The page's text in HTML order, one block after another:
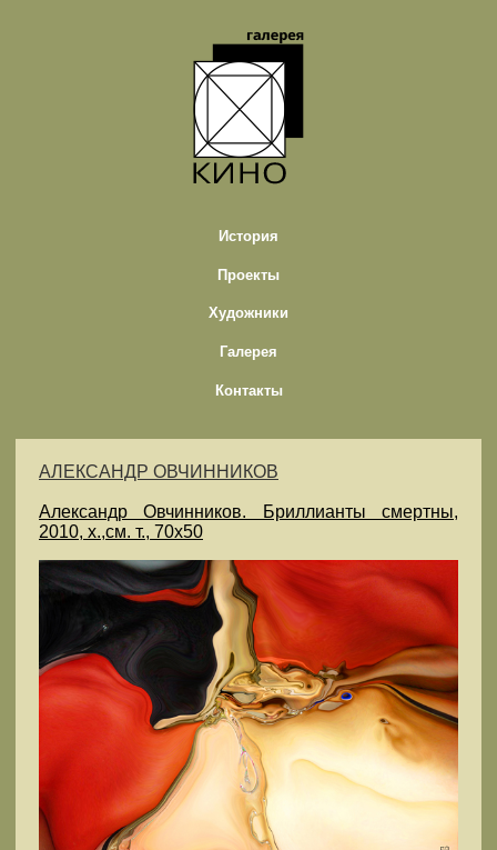
История
Проекты
Художники
Галерея
Контакты
АЛЕКСАНДР ОВЧИННИКОВ
Александр Овчинников. Бриллианты смертны,
2010, х.,см. т., 70х50